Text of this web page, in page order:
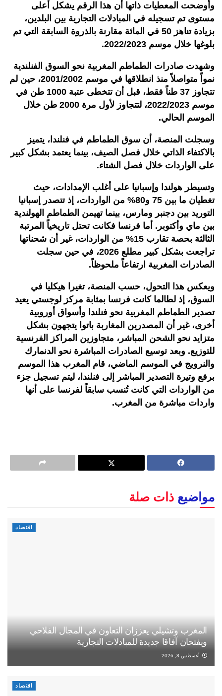
وأوضحت المعطيات ذاتها أن هذا الرقم يشكل أعلى
مستوى تم تسجيله في المبادلات التجارية بين البلدين،
بزيادة تناهز 50 في المائة مقارنة بالذروة السابقة التي تم
بلوغها خلال موسم 2022/2023.
وشهدت صادرات الطماطم المغربية نحو السوق الفنلندية
نمواً متواصلاً منذ انطلاقها في موسم 2001/2002، حين لم
تتجاوز 37 طناً فقط، قبل أن تتخطى عتبة 1000 طن في
موسم 2022/2023، لتتجاوز لأول مرة 2000 طن خلال
الموسم الحالي.
وسجلت المنصة، أن سوق الطماطم في فنلندا، يتميز
بالاكتفاء الذاتي خلال فصل الصيف، بينما يعتمد بشكل كبير
على الواردات خلال فصل الشتاء.
وتسيطر هولندا وإسبانيا على أغلب الإمدادات، حيث
تغطيان ما بين 75 و80% من الواردات، إذ تتصدر إسبانيا
التوريد بين دجنبر ومارس، بينما تهيمن الطماطم الهولندية
بين ماي وأكتوبر. أما فرنسا فكانت تحتل تاريخياً المرتبة
الثالثة بحصة تقارب 15% من الواردات، غير أن شحناتها
تراجعت بشكل كبير مطلع 2026، في حين سجلت
الصادرات المغربية ارتفاعاً ملحوظاً.
ويعكس هذا التحول، حسب المنصة، تغيرا هيكليا في
السوق، إذ لطالما كانت فرنسا بمثابة مركز لوجستي يعيد
تصدير الطماطم المغربية نحو فنلندا وأسواق أوروبية
أخرى، غير أن المصدرين المغاربة باتوا يتجهون بشكل
متزايد نحو الشحن المباشر، متجاوزين المراكز الفرنسية
للتوزيع. وبعد توسيع الصادرات المباشرة نحو الدنمارك
والنرويج في الموسم الماضي، قام المغرب هذا الموسم
برفع وتيرة التصدير المباشر إلى فنلندا، ليتم تسجيل جزء
من الواردات التي كانت تُنسب سابقاً لفرنسا على أنها
واردات مباشرة من المغرب.
مواضيع ذات صلة
اقتصاد
المغرب وتشيلي يعززان التعاون في المجال الفلاحي
ويفتحان آفاقا جديدة للمبادلات التجارية
أغسطس 8, 2026
اقتصاد